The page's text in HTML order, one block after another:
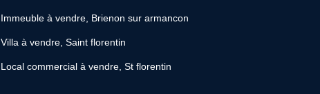
Immeuble à vendre, Brienon sur armancon
Villa à vendre, Saint florentin
Local commercial à vendre, St florentin